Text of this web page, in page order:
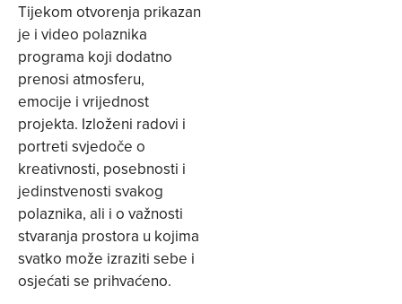
Tijekom otvorenja prikazan
je i video polaznika
programa koji dodatno
prenosi atmosferu,
emocije i vrijednost
projekta. Izloženi radovi i
portreti svjedoče o
kreativnosti, posebnosti i
jedinstvenosti svakog
polaznika, ali i o važnosti
stvaranja prostora u kojima
svatko može izraziti sebe i
osjećati se prihvaćeno.